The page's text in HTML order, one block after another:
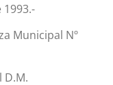
1993.-
Municipal Nº
D.M.